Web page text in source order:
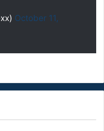
October 11,